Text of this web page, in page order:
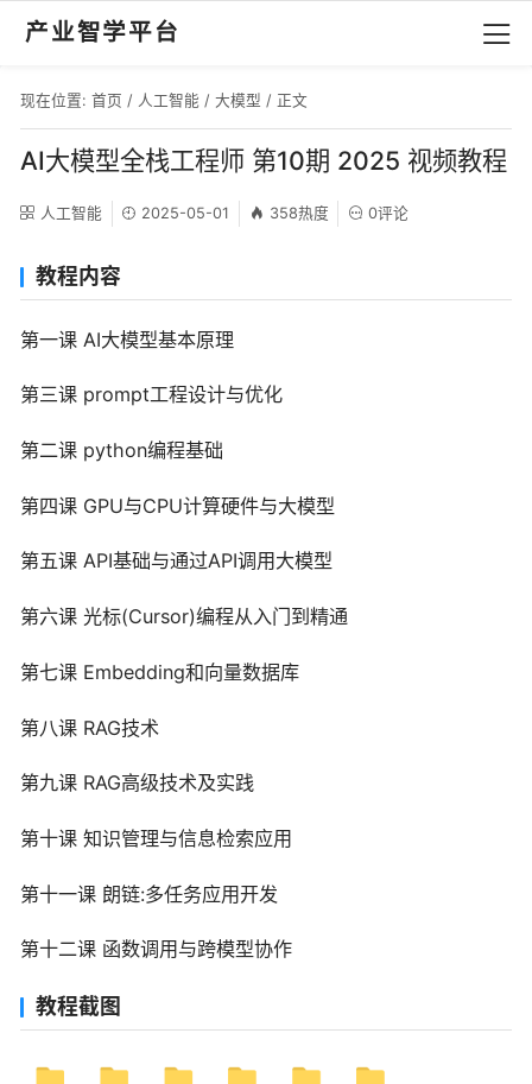
产业智学平台
现在位置: 首页 / 人工智能 / 大模型 / 正文
AI大模型全栈工程师 第10期 2025 视频教程
人工智能 2025-05-01 358热度 0评论
教程内容
第一课 AI大模型基本原理
第三课 prompt工程设计与优化
第二课 python编程基础
第四课 GPU与CPU计算硬件与大模型
第五课 API基础与通过API调用大模型
第六课 光标(Cursor)编程从入门到精通
第七课 Embedding和向量数据库
第八课 RAG技术
第九课 RAG高级技术及实践
第十课 知识管理与信息检索应用
第十一课 朗链:多任务应用开发
第十二课 函数调用与跨模型协作
教程截图